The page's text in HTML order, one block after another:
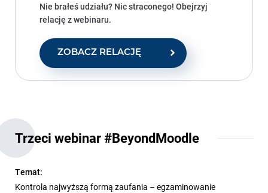
Nie brałeś udziału? Nic straconego! Obejrzyj
relację z webinaru.
ZOBACZ RELACJĘ
Trzeci webinar #BeyondMoodle
Temat:
Kontrola najwyższą formą zaufania – egzaminowanie